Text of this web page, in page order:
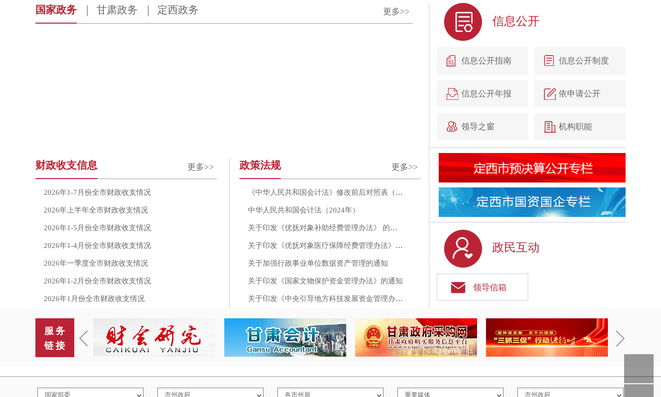
国家政务 甘肃政务 定西政务 更多>>
财政收支信息 更多>>
2026年1-7月份全市财政收支情况
2026年上半年全市财政收支情况
2026年1-5月份全市财政收支情况
2026年1-4月份全市财政收支情况
2026年一季度全市财政收支情况
2026年1-2月份全市财政收支情况
2026年1月份全市财政收支情况
政策法规 更多>>
《中华人民共和国会计法》修改前后对照表（20...
中华人民共和国会计法（2024年）
关于印发《优抚对象补助经费管理办法》 的通知
关于印发《优抚对象医疗保障经费管理办法》的通...
关于加强行政事业单位数据资产管理的通知
关于印发《国家文物保护资金管理办法》的通知
关于印发《中央引导地方科技发展资金管理办法》...
信息公开
信息公开指南 信息公开制度
信息公开年报 依申请公开
领导之窗 机构职能
政民互动
领导信箱
服务
链接